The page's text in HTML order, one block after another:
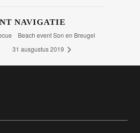
NAVIGATIE
Beach event Son en Breugel
31 ausgustus 2019